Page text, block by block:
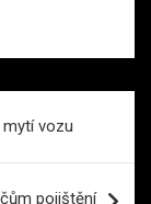
vozu
pojištění